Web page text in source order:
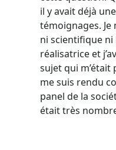
il y avait déjà
témoignages.
ni scientifique
réalisatrice et
sujet qui m’était
me suis rendu
panel de la
était très